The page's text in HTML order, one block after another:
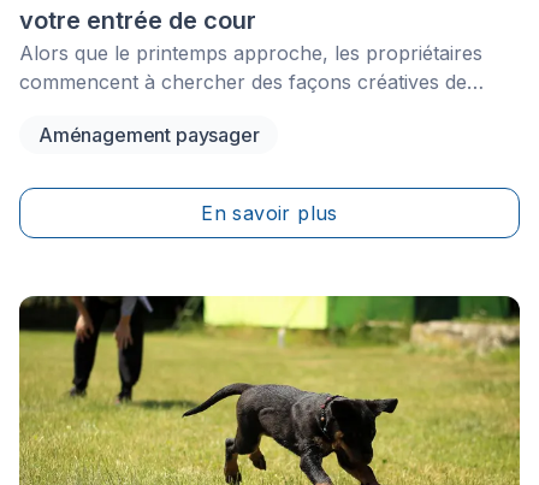
votre entrée de cour
Alors que le printemps approche, les propriétaires
commencent à chercher des façons créatives de
leur&nbsp;propriété. Faisant partie de la façade
puisqu’elle&nbsp;sert d’introduction avant de rentrer
dans l'immeuble&nbsp;: elle&nbsp;crée l'ambiance,
préférées.&nbsp;
Aménagement paysager
En savoir plus